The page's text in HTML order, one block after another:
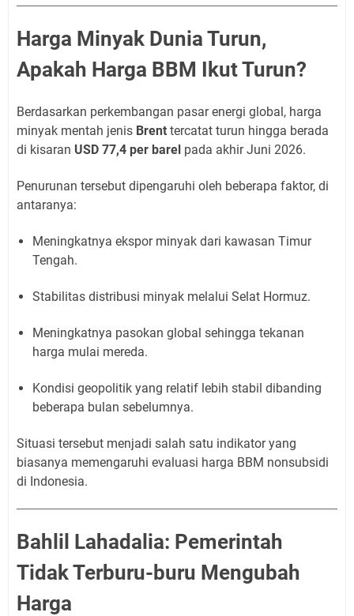
Harga Minyak Dunia Turun,
Apakah Harga BBM Ikut Turun?
Berdasarkan perkembangan pasar energi global, harga
minyak mentah jenis Brent tercatat turun hingga berada
di kisaran USD 77,4 per barel pada akhir Juni 2026.
Penurunan tersebut dipengaruhi oleh beberapa faktor, di
antaranya:
Meningkatnya ekspor minyak dari kawasan Timur
Tengah.
Stabilitas distribusi minyak melalui Selat Hormuz.
Meningkatnya pasokan global sehingga tekanan
harga mulai mereda.
Kondisi geopolitik yang relatif lebih stabil dibanding
beberapa bulan sebelumnya.
Situasi tersebut menjadi salah satu indikator yang
biasanya memengaruhi evaluasi harga BBM nonsubsidi
di Indonesia.
Bahlil Lahadalia: Pemerintah
Tidak Terburu-buru Mengubah
Harga